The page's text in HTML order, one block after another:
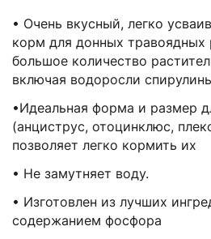
• Очень вкусный, легко
корм для донных
большое количество
включая водоросли
•Идеальная форма и размер
(анциструс, отоцинклюс,
позволяет легко кормить их
• Не замутняет воду.
• Изготовлен из лучших
содержанием фосфора